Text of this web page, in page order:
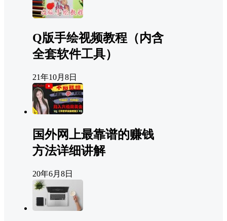
Q版手绘视频教程（内含
全套软件工具）
21年10月8日
国外网上最靠谱的赚钱
方法详细讲解
20年6月8日